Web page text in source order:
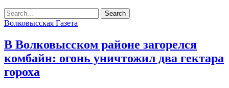
Волковысская Газета
В Волковысском районе загорелся
комбайн: огонь уничтожил два гектара
гороха